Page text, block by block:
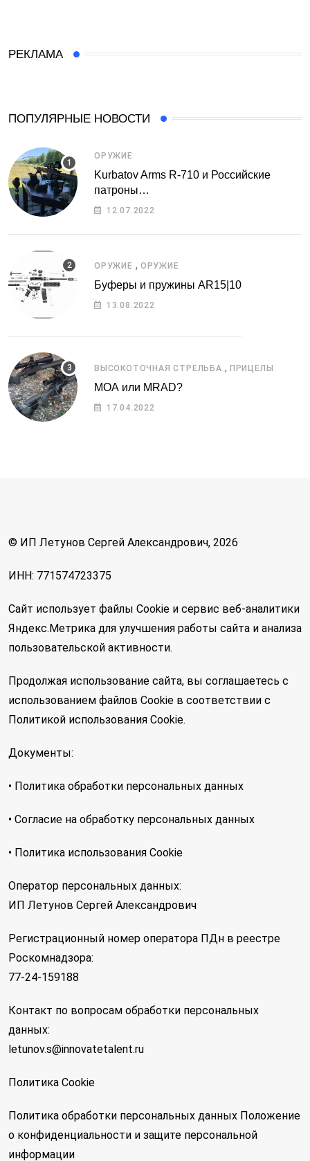
РЕКЛАМА
ПОПУЛЯРНЫЕ НОВОСТИ
ОРУЖИЕ
Kurbatov Arms R-710 и Российские
патроны…
12.07.2022
ОРУЖИЕ , ОРУЖИЕ
Буферы и пружины AR15|10
13.08.2022
ВЫСОКОТОЧНАЯ СТРЕЛЬБА , ПРИЦЕЛЫ
МОА или MRAD?
17.04.2022
© ИП Летунов Сергей Александрович, 2026
ИНН: 771574723375
Сайт использует файлы Cookie и сервис веб-аналитики
Яндекс.Метрика для улучшения работы сайта и анализа
пользовательской активности.
Продолжая использование сайта, вы соглашаетесь с
использованием файлов Cookie в соответствии с
Политикой использования Cookie.
Документы:
• Политика обработки персональных данных
• Согласие на обработку персональных данных
• Политика использования Cookie
Оператор персональных данных:
ИП Летунов Сергей Александрович
Регистрационный номер оператора ПДн в реестре
Роскомнадзора:
77-24-159188
Контакт по вопросам обработки персональных
данных:
letunov.s@innovatetalent.ru
Политика Cookie
Политика обработки персональных данных Положение
о конфиденциальности и защите персональной
информации